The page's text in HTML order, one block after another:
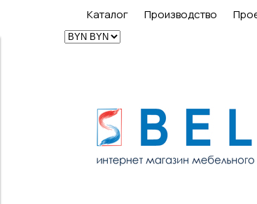
Каталог Производство